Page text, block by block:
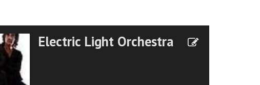
Electric Light Orchestra